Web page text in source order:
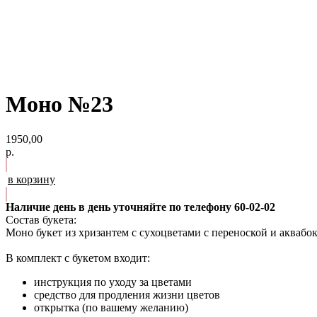
Моно №23
1950,00
р.
в корзину
Наличие день в день уточняйте по телефону 60-02-02
Состав букета:
Моно букет из хризантем с сухоцветами с переноской и
В комплект с букетом входит:
инструкция по уходу за цветами
средство для продления жизни цветов
открытка (по вашему желанию)